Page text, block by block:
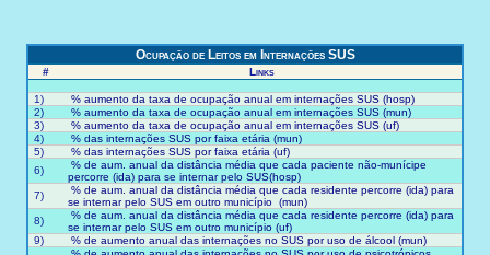
Ocupação de Leitos em Internações SUS
# Links
1)
% aumento da taxa de ocupação anual em internações SUS (hosp)
2)
% aumento da taxa de ocupação anual em internações SUS (mun)
3)
% aumento da taxa de ocupação anual em internações SUS (uf)
4)
% das internações SUS por faixa etária (mun)
5)
% das internações SUS por faixa etária (uf)
6)
% de aum. anual da distância média que cada paciente não-munícipe
percorre (ida) para se internar pelo SUS(hosp)
7)
% de aum. anual da distância média que cada residente percorre (ida) para
se internar pelo SUS em outro município (mun)
8)
% de aum. anual da distância média que cada residente percorre (ida) para
se internar pelo SUS em outro município (uf)
9)
% de aumento anual das internações no SUS por uso de álcool (mun)